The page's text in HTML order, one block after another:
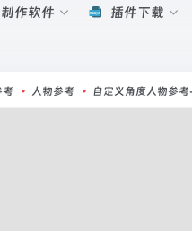
制作软件 插件下载
考 • 人物参考 • 自定义角度人物参